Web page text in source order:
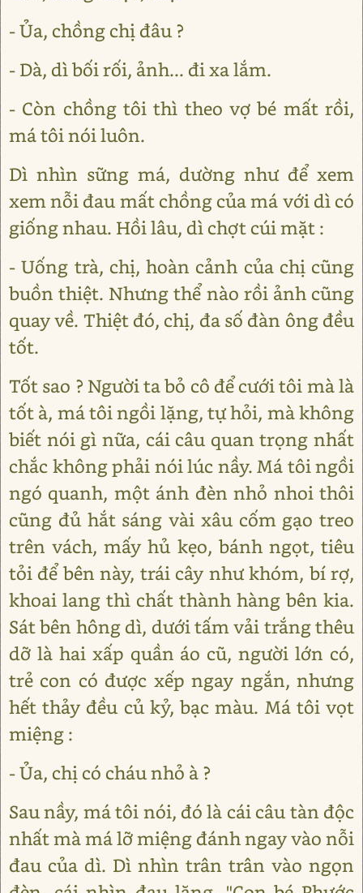
- Ủa, chồng chị đâu ?
- Dà, dì bối rối, ảnh... đi xa lắm.
- Còn chồng tôi thì theo vợ bé mất rồi,
má tôi nói luôn.
Dì nhìn sững má, dường như để xem
xem nỗi đau mất chồng của má với dì có
giống nhau. Hồi lâu, dì chợt cúi mặt :
- Uống trà, chị, hoàn cảnh của chị cũng
buồn thiệt. Nhưng thể nào rồi ảnh cũng
quay về. Thiệt đó, chị, đa số đàn ông đều
tốt.
Tốt sao ? Người ta bỏ cô để cưới tôi mà là
tốt à, má tôi ngồi lặng, tự hỏi, mà không
biết nói gì nữa, cái câu quan trọng nhất
chắc không phải nói lúc nầy. Má tôi ngồi
ngó quanh, một ánh đèn nhỏ nhoi thôi
cũng đủ hắt sáng vài xâu cốm gạo treo
trên vách, mấy hủ kẹo, bánh ngọt, tiêu
tỏi để bên này, trái cây như khóm, bí rợ,
khoai lang thì chất thành hàng bên kia.
Sát bên hông dì, dưới tấm vải trắng thêu
dỡ là hai xấp quần áo cũ, người lớn có,
trẻ con có được xếp ngay ngắn, nhưng
hết thảy đều củ kỷ, bạc màu. Má tôi vọt
miệng :
- Ủa, chị có cháu nhỏ à ?
Sau nầy, má tôi nói, đó là cái câu tàn độc
nhất mà má lỡ miệng đánh ngay vào nỗi
đau của dì. Dì nhìn trân trân vào ngọn